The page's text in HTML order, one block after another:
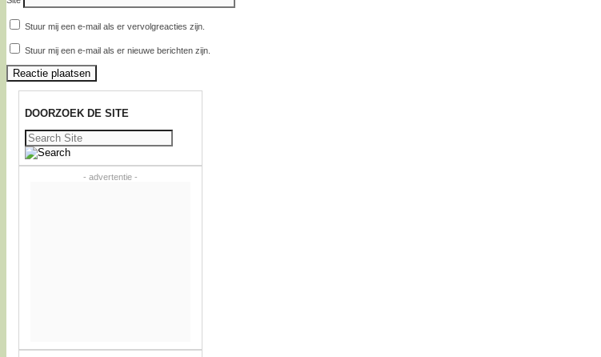
Stuur mij een e-mail als er vervolgreacties zijn.
Stuur mij een e-mail als er nieuwe berichten zijn.
DOORZOEK DE SITE
Zoeken
naar:
- advertentie -